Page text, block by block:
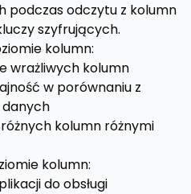
podczas odczytu z kolumn
szyfrujących.
kolumn:
wrażliwych kolumn
w porównaniu z
danych
kolumn różnymi
kolumn:
do obsługi